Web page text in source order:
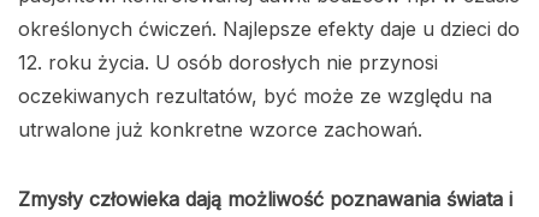
określonych ćwiczeń. Najlepsze efekty daje u dzieci do
12. roku życia. U osób dorosłych nie przynosi
oczekiwanych rezultatów, być może ze względu na
utrwalone już konkretne wzorce zachowań.
Zmysły człowieka dają możliwość poznawania świata i